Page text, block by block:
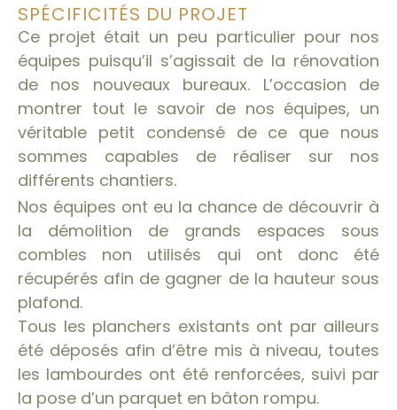
SPÉCIFICITÉS DU PROJET
Ce projet était un peu particulier pour nos
équipes puisqu’il s’agissait de la rénovation
de nos nouveaux bureaux. L’occasion de
montrer tout le savoir de nos équipes, un
véritable petit condensé de ce que nous
sommes capables de réaliser sur nos
différents chantiers.
Nos équipes ont eu la chance de découvrir à
la démolition de grands espaces sous
combles non utilisés qui ont donc été
récupérés afin de gagner de la hauteur sous
plafond.
Tous les planchers existants ont par ailleurs
été déposés afin d’être mis à niveau, toutes
les lambourdes ont été renforcées, suivi par
la pose d’un parquet en bâton rompu.